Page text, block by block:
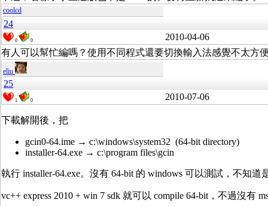
coolcd
24
0 0
2010-04-06
有人可以幫忙編嗎？使用不同程式還要切換輸入法感覺不太方
eliu
25
1 0 2010-07-06
下載解開後，把
gcin0-64.ime → c:\windows\system32 (64-bit directory)
installer-64.exe → c:\program files\gcin
執行 installer-64.exe。沒有 64-bit 的 windows 可以測試，不知道
vc++ express 2010 + win 7 sdk 就可以 compile 64-bit，不過沒有